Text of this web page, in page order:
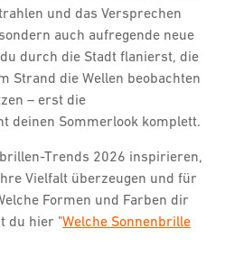
und das Versprechen
auch aufregende neue
durch die Stadt flanierst, die
Strand die Wellen beobachten
– erst die
deinen Sommerlook komplett.
Trends 2026 inspirieren,
Vielfalt überzeugen und für
Formen und Farben dir
du hier "Welche Sonnenbrille